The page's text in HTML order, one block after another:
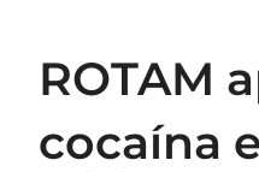
ROTAM
cocaína